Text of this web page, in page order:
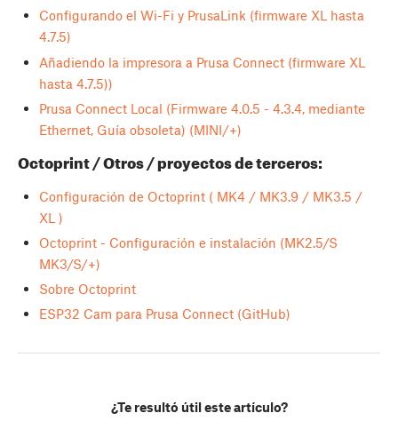
Configurando el Wi-Fi y PrusaLink (firmware XL hasta
4.7.5)
Añadiendo la impresora a Prusa Connect (firmware XL
hasta 4.7.5))
Prusa Connect Local (Firmware 4.0.5 - 4.3.4, mediante
Ethernet, Guía obsoleta) (MINI/+)
Octoprint / Otros / proyectos de terceros:
Configuración de Octoprint ( MK4 / MK3.9 / MK3.5 /
XL )
Octoprint - Configuración e instalación (MK2.5/S
MK3/S/+)
Sobre Octoprint
ESP32 Cam para Prusa Connect (GitHub)
¿Te resultó útil este artículo?